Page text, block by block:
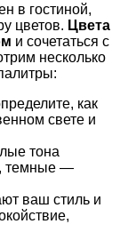
в гостиной,
цветов. Цвета
и сочетаться с
несколько
как
свете и
тона
темные —
ваш стиль и